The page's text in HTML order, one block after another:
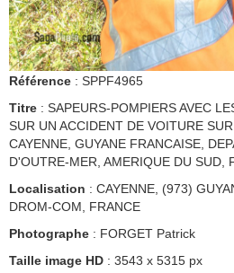
Référence : SPPF4965
Titre : SAPEURS-POMPIERS AVEC
SUR UN ACCIDENT DE VOITURE
CAYENNE, GUYANE FRANCAISE,
D'OUTRE-MER, AMERIQUE DU SUD,
Localisation : CAYENNE, (973)
DROM-COM, FRANCE
Photographe : FORGET Patrick
Taille image HD : 3543 x 5315 px